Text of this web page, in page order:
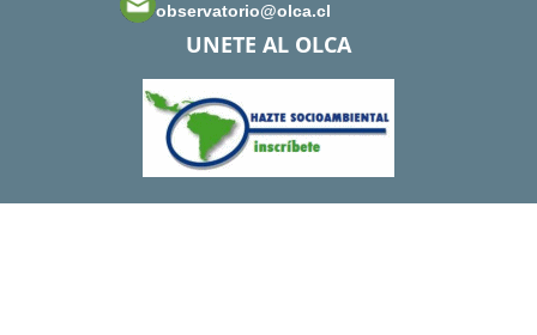
observatorio@olca.cl
UNETE AL OLCA